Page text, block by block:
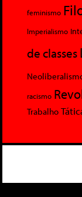
feminismo
Imperialismo
de classes
racismo
Trabalho